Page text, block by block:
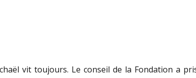
vit toujours. Le conseil de la Fondation a